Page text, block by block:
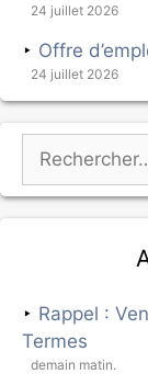
24 juillet 2026
Offre
24 juillet 2026
Rappel :
Termes
demain matin.